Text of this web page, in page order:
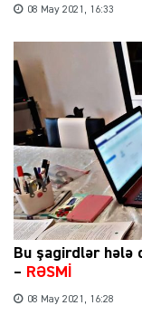
08 May 2021, 16:33
Bu şagirdlər hələ
– RƏSMİ
08 May 2021, 16:28